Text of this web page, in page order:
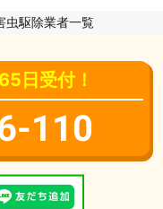
虫駆除業者一覧
日受付！
110